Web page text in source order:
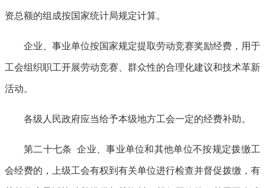
资总额的组成按国家统计局规定计算。
企业、事业单位按国家规定提取劳动竞赛奖励经费，用于
工会组织职工开展劳动竞赛、群众性的合理化建议和技术革新
活动。
各级人民政府应当给予本级地方工会一定的经费补助。
第二十七条 企业、事业单位和其他单位不按规定拨缴工
会经费的，上级工会有权到有关单位进行检查并督促拨缴，有